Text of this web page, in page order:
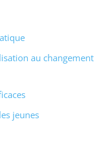
au changement
jeunes